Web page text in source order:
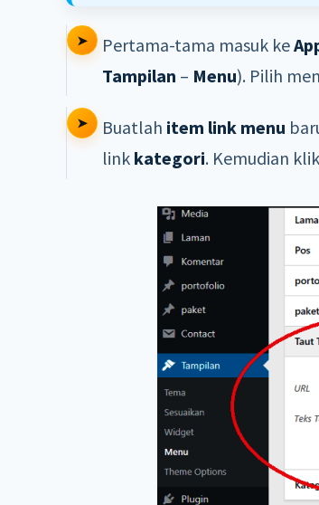
Pertama-tama masuk ke
Tampilan – Menu). Pilih
Buatlah item link menu
link kategori. Kemudian